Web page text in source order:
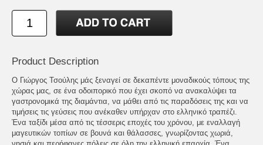
Product Description
Ο Γιώργος Τσούλης μάς ξεναγεί σε δεκαπέντε μοναδικούς τόπους της
χώρας μας, σε ένα οδοιπορικό που έχει σκοπό να ανακαλύψει τα
γαστρονομικά της διαμάντια, να μάθει από τις παραδόσεις της και να
τιμήσεις τις γεύσεις που ανέκαθεν υπήρχαν στο ελληνικό τραπέζι.
Ένα ταξίδι μέσα από τις τέσσερις εποχές του χρόνου, με εναλλαγή
μαγευτικών τοπίων σε βουνά και θάλασσες, γνωρίζοντας χωριά,